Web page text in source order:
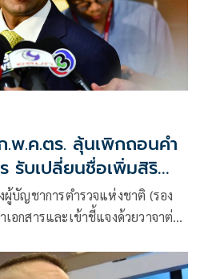
.พ.ค.ตร. ลุ้นเพิกถอนคำ
รับเปลี่ยนชื่อเพิ่มสิริ
บัญชาการตำรวจแห่งชาติ (รอง
อกสารและเข้าชี้แจงด้วยวาจาต่อ
จากราชการโดยมิชอบ